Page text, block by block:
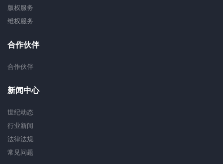
版权服务
维权服务
合作伙伴
合作伙伴
新闻中心
世纪动态
行业新闻
法律法规
常见问题